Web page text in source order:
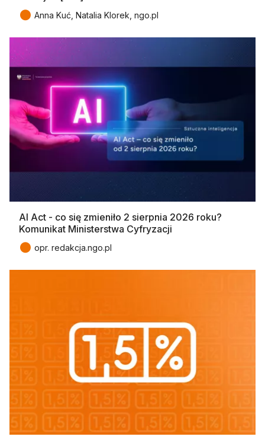
● Anna Kuć, Natalia Klorek, ngo.pl
AI Act - co się zmieniło 2 sierpnia 2026 roku?
Komunikat Ministerstwa Cyfryzacji
● opr. redakcja.ngo.pl